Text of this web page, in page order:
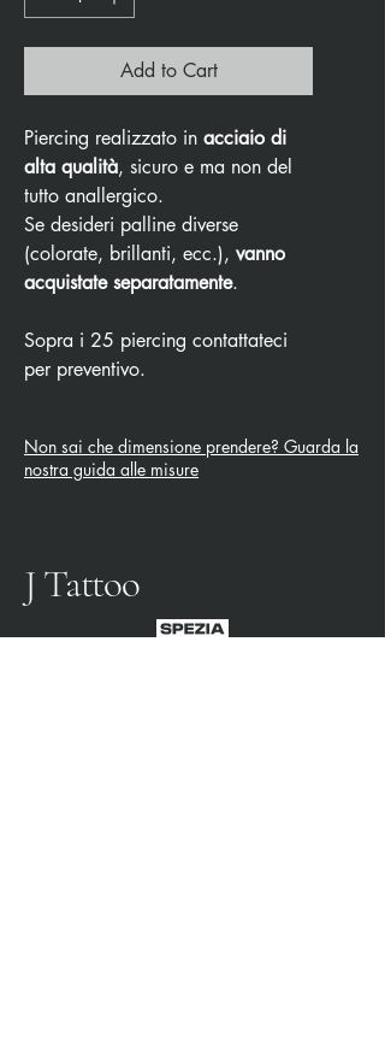
Add to Cart
Piercing realizzato in acciaio di
alta qualità, sicuro e ma non del
tutto anallergico.
Se desideri palline diverse
(colorate, brillanti, ecc.), vanno
acquistate separatamente.
Sopra i 25 piercing contattateci
per preventivo.
Non sai che dimensione prendere? Guarda la
nostra guida alle misure
J Tattoo